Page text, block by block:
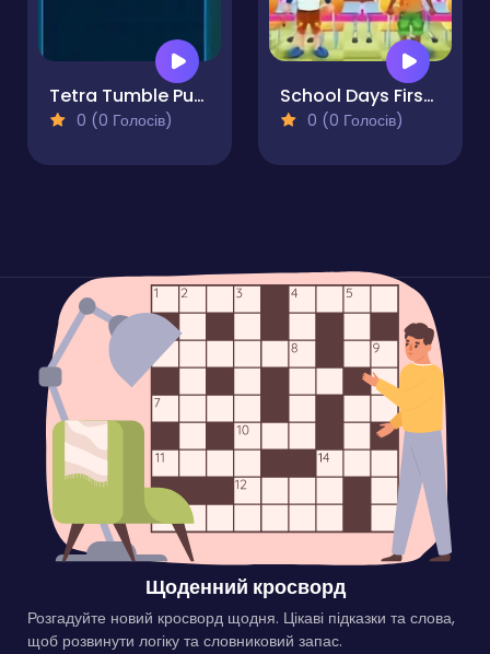
Tetra Tumble Puzzle Game
0 (0 Голосів)
School Days First Day of School
0 (0 Голосів)
Щоденний кросворд
Розгадуйте новий кросворд щодня. Цікаві підказки та слова,
щоб розвинути логіку та словниковий запас.